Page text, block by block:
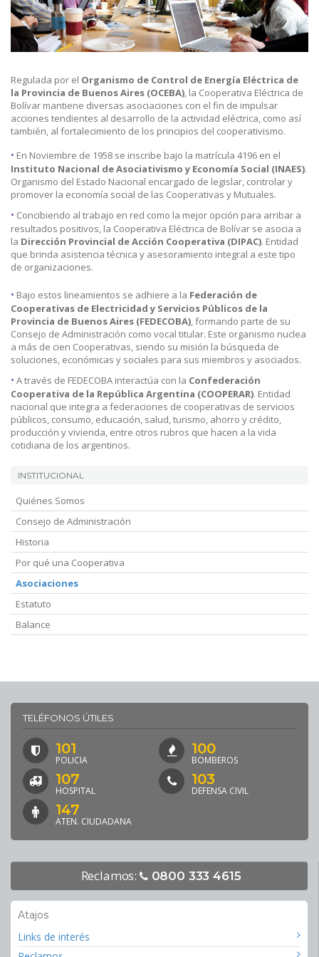
Regulada por el Organismo de Control de Energía Eléctrica de
la Provincia de Buenos Aires (OCEBA), la Cooperativa Eléctrica de
Bolívar mantiene diversas asociaciones con el fin de impulsar
acciones tendientes al desarrollo de la actividad eléctrica, como así
también, al fortalecimiento de los principios del cooperativismo.
• En Noviembre de 1958 se inscribe bajo la matrícula 4196 en el
Instituto Nacional de Asociativismo y Economía Social (INAES).
Organismo del Estado Nacional encargado de legislar, controlar y
promover la economía social de las Cooperativas y Mutuales.
• Concibiendo al trabajo en red como la mejor opción para arribar a
resultados positivos, la Cooperativa Eléctrica de Bolívar se asocia a
la Dirección Provincial de Acción Cooperativa (DIPAC). Entidad
que brinda asistencia técnica y asesoramiento integral a este tipo
de organizaciones.
• Bajo estos lineamientos se adhiere a la Federación de
Cooperativas de Electricidad y Servicios Públicos de la
Provincia de Buenos Aires (FEDECOBA), formando parte de su
Consejo de Administración como vocal titular. Este organismo nuclea
a más de cien Cooperativas, siendo su misión la búsqueda de
soluciones, económicas y sociales para sus miembros y asociados.
• A través de FEDECOBA interactúa con la Confederación
Cooperativa de la República Argentina (COOPERAR). Entidad
nacional que integra a federaciones de cooperativas de servicios
públicos, consumo, educación, salud, turismo, ahorro y crédito,
producción y vivienda, entre otros rubros que hacen a la vida
cotidiana de los argentinos.
INSTITUCIONAL
Quiénes Somos
Consejo de Administración
Historia
Por qué una Cooperativa
Asociaciones
Estatuto
Balance
TELÉFONOS ÚTILES
101
POLICIA
100
BOMBEROS
107
HOSPITAL
103
DEFENSA CIVIL
147
ATEN. CIUDADANA
Reclamos: 0800 333 4615
Atajos
Links de interés